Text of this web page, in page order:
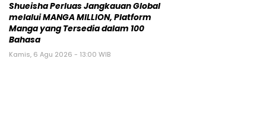
Shueisha Perluas Jangkauan Global
melalui MANGA MILLION, Platform
Manga yang Tersedia dalam 100
Bahasa
Kamis, 6 Agu 2026 - 13:00 WIB